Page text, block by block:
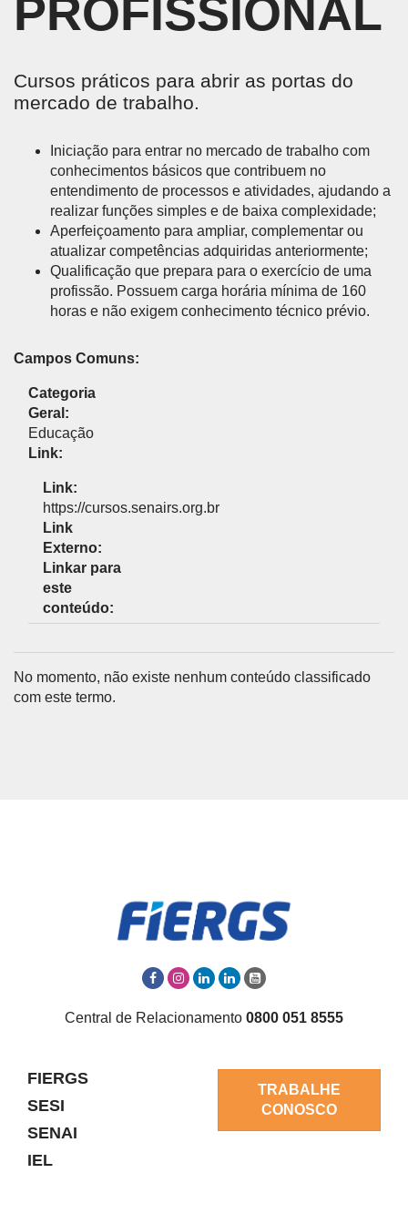
PROFISSIONAL
Cursos práticos para abrir as portas do
mercado de trabalho.
Iniciação para entrar no mercado de trabalho com
conhecimentos básicos que contribuem no
entendimento de processos e atividades, ajudando a
realizar funções simples e de baixa complexidade;
Aperfeiçoamento para ampliar, complementar ou
atualizar competências adquiridas anteriormente;
Qualificação que prepara para o exercício de uma
profissão. Possuem carga horária mínima de 160
horas e não exigem conhecimento técnico prévio.
Campos Comuns:
Categoria
Geral:
Educação
Link:
Link:
https://cursos.senairs.org.br
Link
Externo:
Linkar para
este
conteúdo:
No momento, não existe nenhum conteúdo classificado
com este termo.
Central de Relacionamento 0800 051 8555
FIERGS
SESI
SENAI
IEL
TRABALHE
CONOSCO